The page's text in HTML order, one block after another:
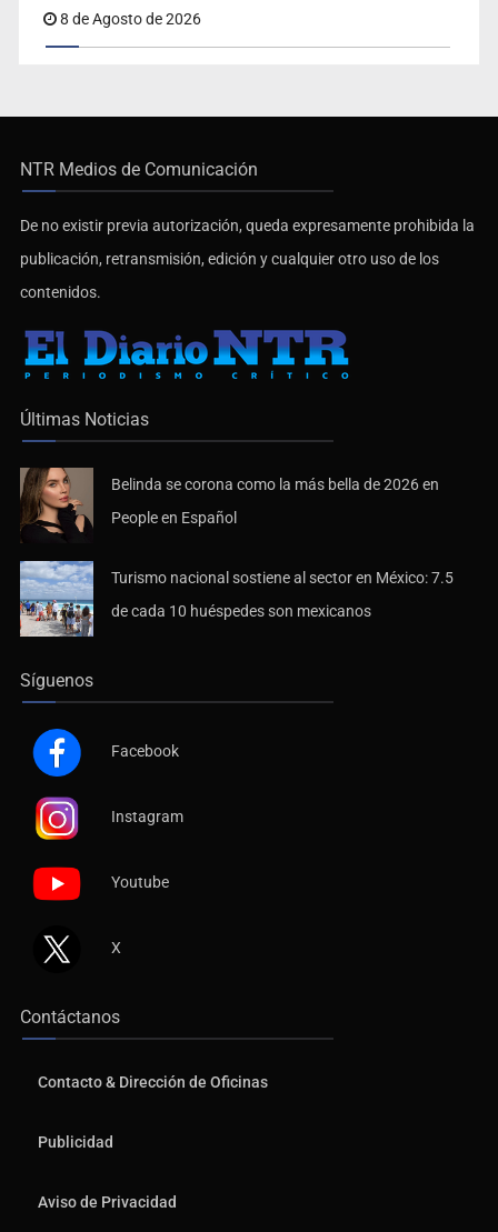
8 de Agosto de 2026
NTR Medios de Comunicación
De no existir previa autorización, queda expresamente prohibida la
publicación, retransmisión, edición y cualquier otro uso de los
contenidos.
Últimas Noticias
Belinda se corona como la más bella de 2026 en
People en Español
Turismo nacional sostiene al sector en México: 7.5
de cada 10 huéspedes son mexicanos
Síguenos
Facebook
Instagram
Youtube
X
Contáctanos
Contacto & Dirección de Oficinas
Publicidad
Aviso de Privacidad